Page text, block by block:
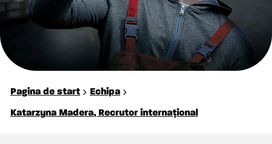
Pagina de start Echipa
Katarzyna Madera, Recrutor internațional